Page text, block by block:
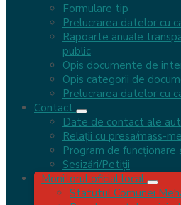
Formulare tip
Prelucrarea datelor cu
Rapoarte anuale
public
Opis documente de
Opis categorii de
Prelucrarea datelor cu
Contact
Date de contact ale
Relații cu presa/mass-
Program de funcționare
Sesizări/Petiții
Monitorul oficial local
Statutul Comunei
Documente recente
Anunț privind publicarea
Procesului-Verbal de
Programul Național „Masă
Liceul Tehnologic Nicolae
august 4, 2026
2 documente